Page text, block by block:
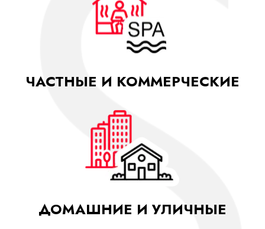
ЧАСТНЫЕ И КОММЕРЧЕСКИЕ
ДОМАШНИЕ И УЛИЧНЫЕ